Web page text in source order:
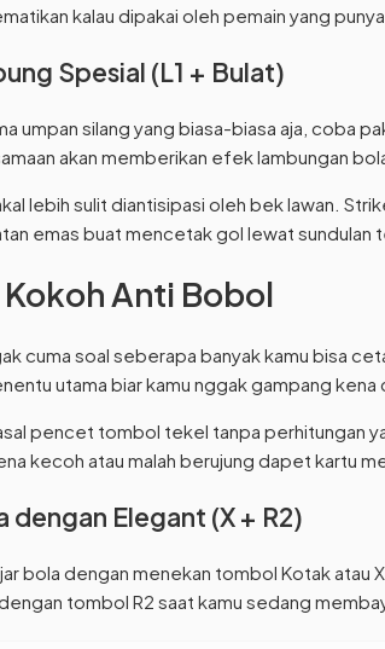
kalau dipakai oleh pemain yang
Spesial (L1 + Bulat)
umpan silang yang biasa-biasa aja, coba
akan memberikan efek lambungan
lebih sulit diantisipasi oleh bek lawan.
emas buat mencetak gol lewat sundulan
Anti Bobol
cuma soal seberapa banyak kamu bisa
utama biar kamu nggak gampang kena
pencet tombol tekel tanpa perhitungan
kecoh atau malah berujung dapet kartu
dengan Elegant (X + R2)
bola dengan menekan tombol Kotak atau
tombol R2 saat kamu sedang